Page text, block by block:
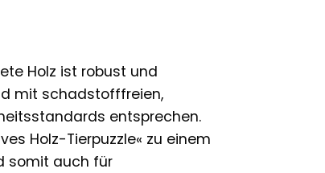
Holz ist robust und
mit schadstofffreien,
entsprechen.
Holz-Tierpuzzle« zu einem
somit auch für